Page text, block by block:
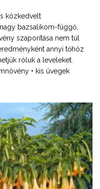
közkedvelt
bazsalikom-függő,
szaporítása nem túl
annyi tőhöz
róluk a leveleket.
• kis üvegek